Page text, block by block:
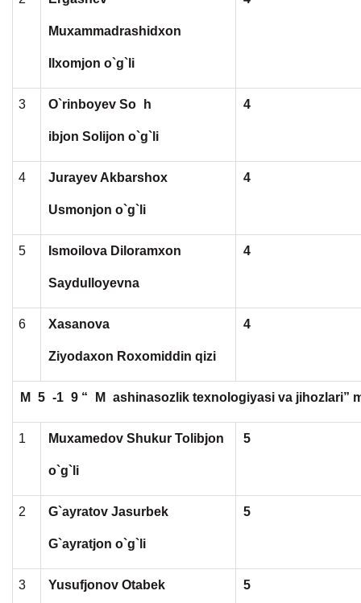
Muxammadrashidxon
Ilxomjon o`g`li
3 O`rinboyev So h
ibjon Solijon o`g`li
4
4 Jurayev Akbarshox
Usmonjon o`g`li
4
5 Ismoilova Diloramxon
Saydulloyevna
4
6 Xasanova
Ziyodaxon Roxomiddin qizi
4
M 5 -1 9 “ M ashinasozlik texnologiyasi va jihozlari”
1 Muxamedov Shukur Tolibjon
o`g`li
5
2 G`ayratov Jasurbek
G`ayratjon o`g`li
5
3 Yusufjonov Otabek 5